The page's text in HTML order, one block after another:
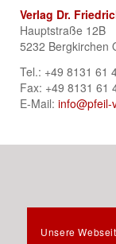
Verlag Dr.
Hauptstraße 12B
5232 Bergkirchen
Tel.: +49 8131 61
Fax: +49 8131 61
E-Mail: info@pfeil-
Unsere